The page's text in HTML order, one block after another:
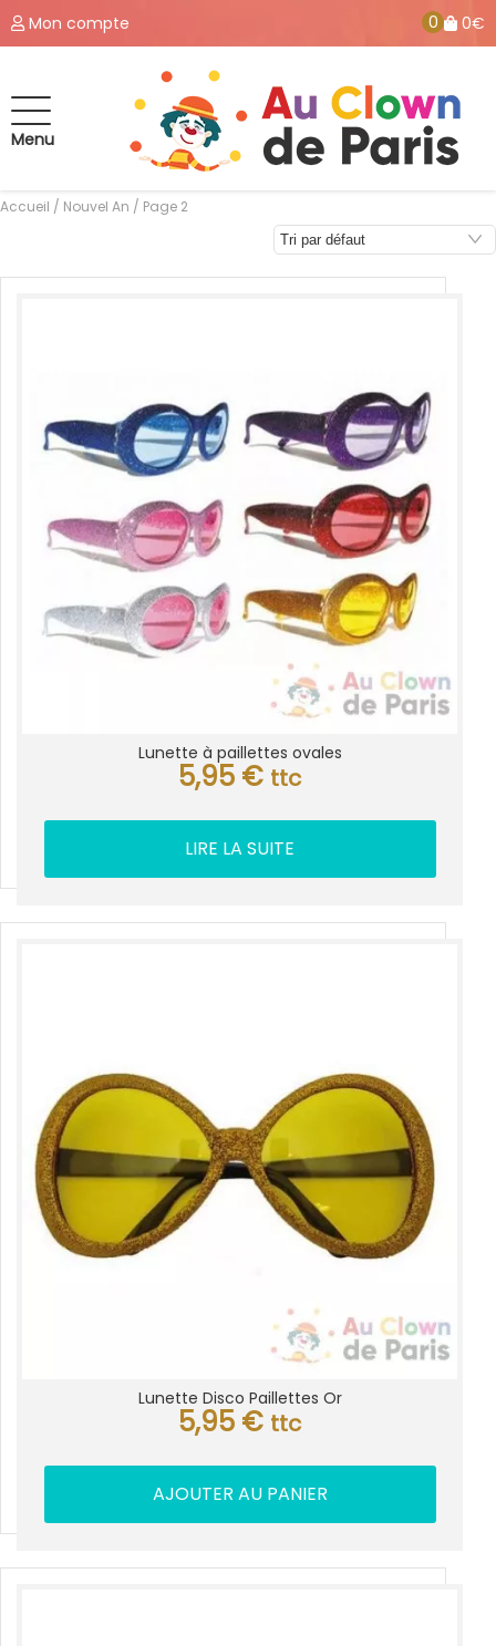
Mon compte 0 0€
Menu
Accueil / Nouvel An / Page 2
Lunette à paillettes ovales
5,95 € ttc
LIRE LA SUITE
Lunette Disco Paillettes Or
5,95 € ttc
AJOUTER AU PANIER